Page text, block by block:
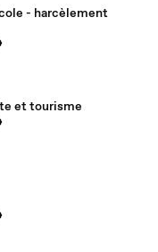
- harcèlement
et tourisme